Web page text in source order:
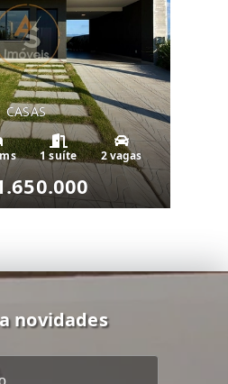
CASAS
1 suíte 2 vagas
novidades